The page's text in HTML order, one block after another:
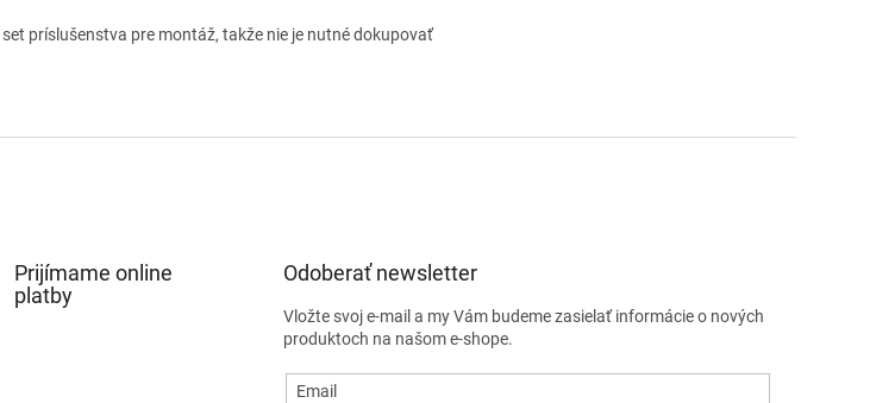
set príslušenstva pre montáž, takže nie je nutné dokupovať
Prijímame online
platby
Odoberať newsletter
Vložte svoj e-mail a my Vám budeme zasielať informácie o nových
produktoch na našom e-shope.
Email